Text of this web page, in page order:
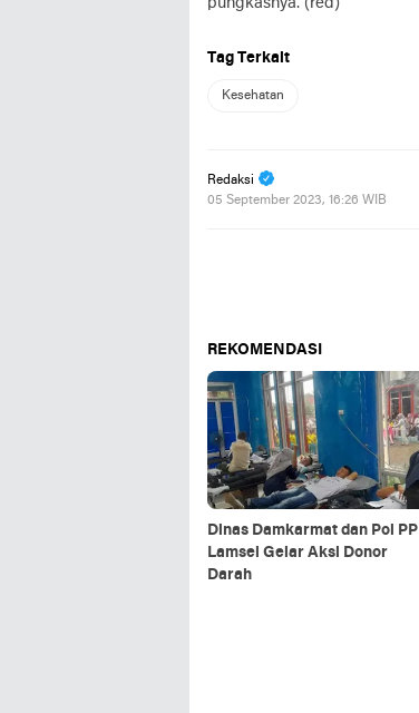
Tag Terkait
Kesehatan
Redaksi
05 September 2023, 16:26 WIB
REKOMENDASI
Dinas Damkarmat dan Pol PP
Lamsel Gelar Aksi Donor
Darah